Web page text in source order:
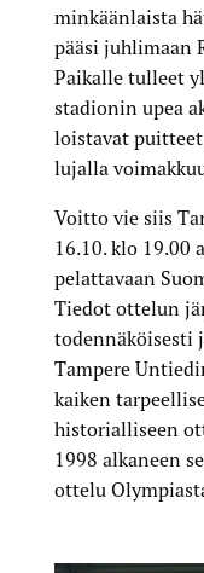
minkäänlaista
pääsi juhlimaan
Paikalle tulleet
stadionin upea
loistavat
lujalla
Voitto vie siis
16.10. klo 19.00
pelattavaan
Tiedot ottelun
todennäköisesti
Tampere
kaiken
historialliseen
1998 alkaneen
ottelu